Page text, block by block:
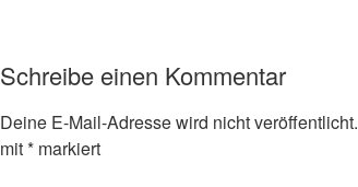
Schreibe einen Kommentar
Deine E-Mail-Adresse wird nicht veröffentlicht.
mit* markiert